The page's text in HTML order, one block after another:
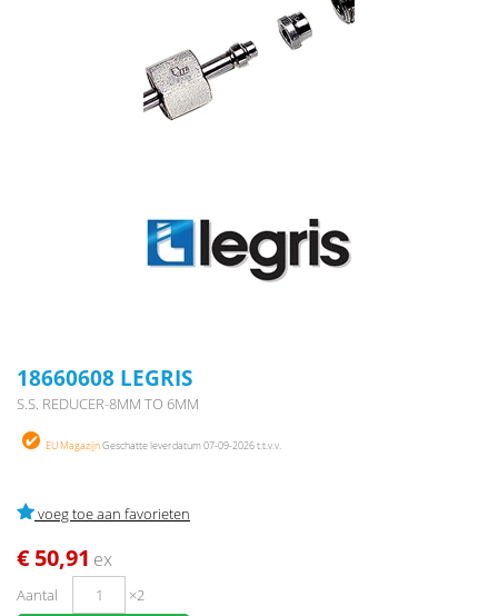
18660608 LEGRIS
S.S. REDUCER-8MM TO 6MM
EU MagazijnGeschatte leverdatum 07-09-2026 t.t.v.v.
voeg toe aan favorieten
€ 50,91 ex
Aantal ×2